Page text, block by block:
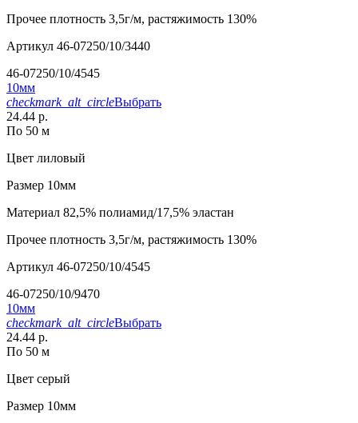
Прочее плотность 3,5г/м, растяжимость 130%
Артикул 46-07250/10/3440
46-07250/10/4545
10мм
checkmark_alt_circleВыбрать
24.44 р.
По 50 м
Цвет лиловый
Размер 10мм
Материал 82,5% полиамид/17,5% эластан
Прочее плотность 3,5г/м, растяжимость 130%
Артикул 46-07250/10/4545
46-07250/10/9470
10мм
checkmark_alt_circleВыбрать
24.44 р.
По 50 м
Цвет серый
Размер 10мм